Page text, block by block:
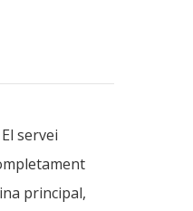
servei
principal,